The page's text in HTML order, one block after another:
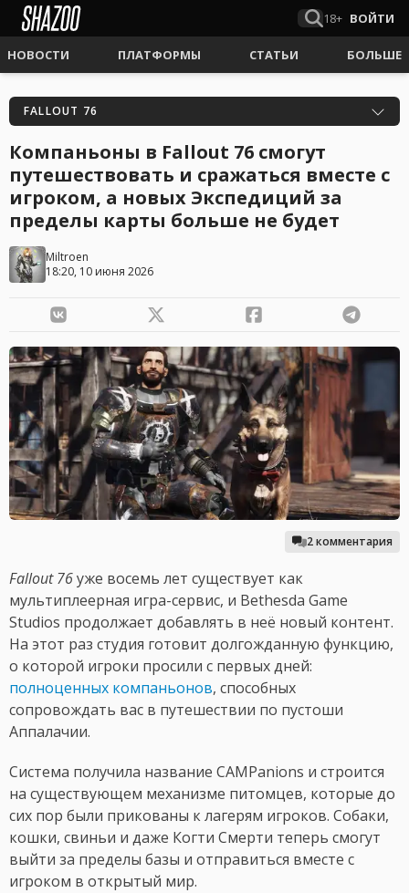
18+ ВОЙТИ
НОВОСТИ ПЛАТФОРМЫ СТАТЬИ БОЛЬШЕ
FALLOUT 76
Компаньоны в Fallout 76 смогут
путешествовать и сражаться вместе с
игроком, а новых Экспедиций за
пределы карты больше не будет
Miltroen
18:20, 10 июня 2026
2 комментария
Fallout 76уже восемь лет существует как
мультиплеерная игра-сервис, и Bethesda Game
Studios продолжает добавлять в неё новый контент.
На этот раз студия готовит долгожданную функцию,
о которой игроки просили с первых дней:
полноценных компаньонов, способных
сопровождать вас в путешествии по пустоши
Аппалачии.
Система получила название CAMPanions и строится
на существующем механизме питомцев, которые до
сих пор были прикованы к лагерям игроков. Собаки,
кошки, свиньи и даже Когти Смерти теперь смогут
выйти за пределы базы и отправиться вместе с
игроком в открытый мир.